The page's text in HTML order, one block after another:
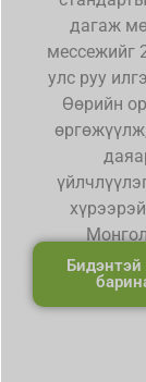
дагаж
мессежийг
улс руу
Өөрийн
Бидэнтэй